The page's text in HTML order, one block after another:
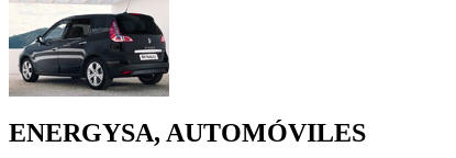
ENERGYSA, AUTOMÓVILES